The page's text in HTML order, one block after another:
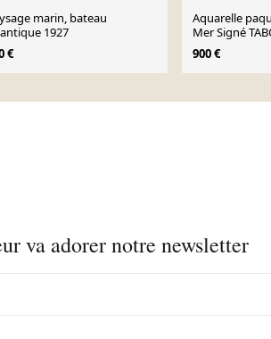
marin, bateau
1927
€
Aquarelle
Mer Signé
dit Sandy-Hook
900 €
va adorer notre newsletter